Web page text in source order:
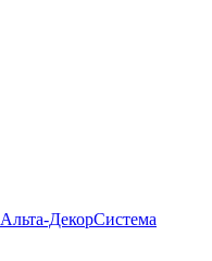
Альта-ДекорСистема